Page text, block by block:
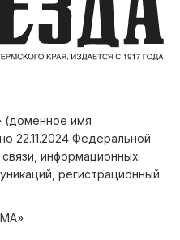
(доменное имя
22.11.2024 Федеральной
информационных
регистрационный